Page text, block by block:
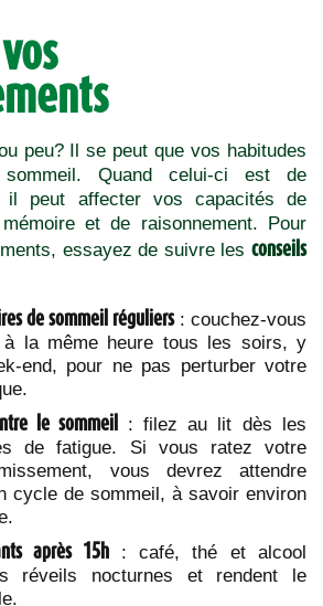
peu? Il se peut que vos habitudes
Quand celui-ci est de
il peut affecter vos capacités de
et de raisonnement. Pour
essayez de suivre les conseils
de sommeil réguliers : couchez-vous
la même heure tous les soirs, y
end, pour ne pas perturber votre
le sommeil
: filez au lit dès les
de fatigue. Si vous ratez votre
vous devrez attendre
cycle de sommeil, à savoir environ
après 15h
: café, thé et alcool
réveils nocturnes et rendent le